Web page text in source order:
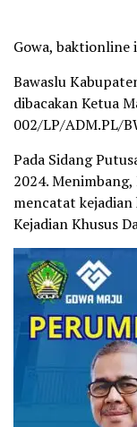
Gowa, baktionline
Bawaslu
dibacakan Ketua
002/LP/ADM.PL/
Pada Sidang
2024.
mencatat
Kejadian Khusus